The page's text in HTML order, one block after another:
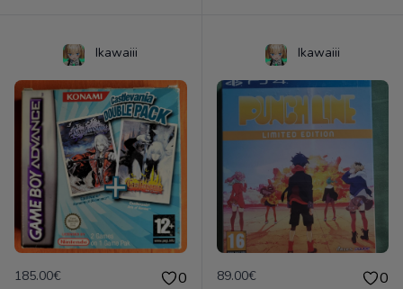
Ikawaiii
185.00€ 0
Ikawaiii
89.00€ 0